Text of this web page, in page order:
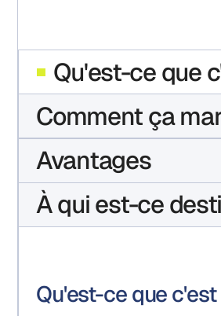
Qu'est-ce que
Comment ça
Avantages
À qui est-ce
Qu'est-ce que c'est